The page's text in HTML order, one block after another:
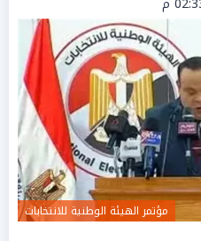
مؤتمر الهيئة الوطنية للانتخابات